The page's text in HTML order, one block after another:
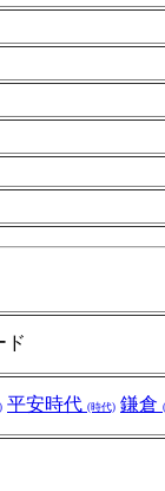
ド
平安時代 (時代) 鎌倉